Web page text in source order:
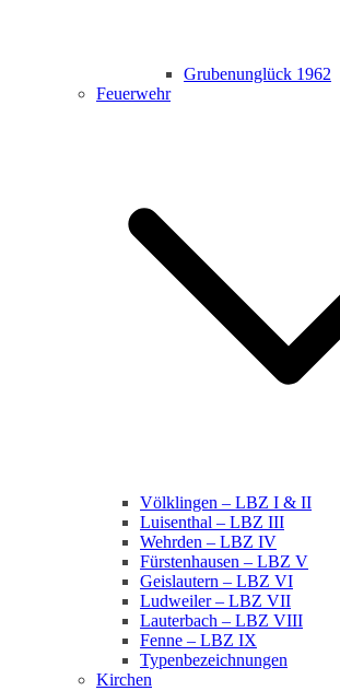
Grubenunglück 1962
Feuerwehr
Völklingen – LBZ I & II
Luisenthal – LBZ III
Wehrden – LBZ IV
Fürstenhausen – LBZ V
Geislautern – LBZ VI
Ludweiler – LBZ VII
Lauterbach – LBZ VIII
Fenne – LBZ IX
Typenbezeichnungen
Kirchen